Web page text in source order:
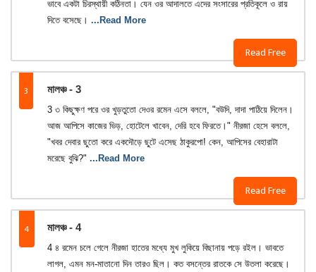
Read Free
ভাবে একটা চিরস্থায়ী কঠিনতা। যেন ওর আদালতে এদের সংসারের প্রতিকূলে ও রায়
দিতে বসেছে। ...Read More
3 মালঞ্চ - 3
Read Free
3 ৩ কিছুক্ষণ পরে ওর খুড়তুতো দেওর রমেন এসে বললে, "বউদি, দাদা পাঠিয়ে দিলেন।
আজ আপিসে কাজের ভিড়, হোটেলে খাবেন, দেরি হবে ফিরতে।" নীরজা হেসে বললে,
"খবর দেবার ছুতো করে একদৌড়ে ছুটে এসেছ ঠাকুরপো! কেন, আপিসের বেহারাটা
মরেছে বুঝি?" ...Read More
4 মালঞ্চ - 4
4 ৪ রমেন চলে গেলে নীরজা হাতের মধ্যে মুখ লুকিয়ে বিছানায় পড়ে রইল। ভাবতে
লাগল, এমন মন-মাতানো দিন তারও ছিল। কত বসন্তের রাতকে সে উতলা করেছে।